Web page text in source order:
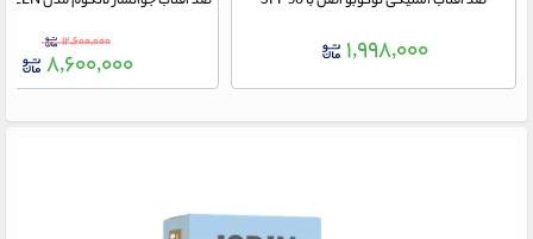
۱,۹۹۸,۰۰۰ ۱۲,۶۰۰,۰۰۰
۸,۶۰۰,۰۰۰